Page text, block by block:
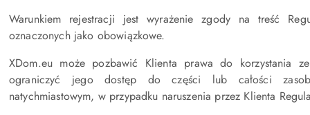
Warunkiem rejestracji jest wyrażenie zgody na treść
oznaczonych jako obowiązkowe.
XDom.eu może pozbawić Klienta prawa do korzystania
ograniczyć jego dostęp do części lub całości
natychmiastowym, w przypadku naruszenia przez Klienta